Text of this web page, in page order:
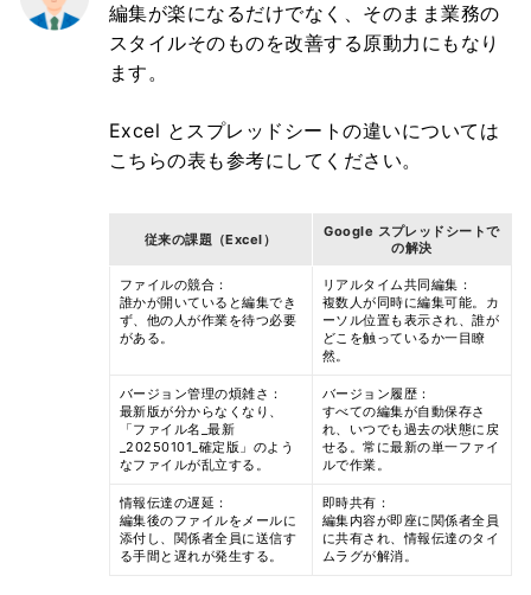
編集が楽になるだけでなく、そのまま業務の
スタイルそのものを改善する原動力にもなり
ます。
Excel とスプレッドシートの違いについては
こちらの表も参考にしてください。
従来の課題（Excel）
Google スプレッドシートで
の解決
ファイルの競合：
誰かが開いていると編集でき
ず、他の人が作業を待つ必要
がある。
リアルタイム共同編集：
複数人が同時に編集可能。カ
ーソル位置も表示され、誰が
どこを触っているか一目瞭
然。
バージョン管理の煩雑さ：
最新版が分からなくなり、
「ファイル名_最新
_20250101_確定版」のよう
なファイルが乱立する。
バージョン履歴：
すべての編集が自動保存さ
れ、いつでも過去の状態に戻
せる。常に最新の単一ファイ
ルで作業。
情報伝達の遅延：
編集後のファイルをメールに
添付し、関係者全員に送信す
る手間と遅れが発生する。
即時共有：
編集内容が即座に関係者全員
に共有され、情報伝達のタイ
ムラグが解消。